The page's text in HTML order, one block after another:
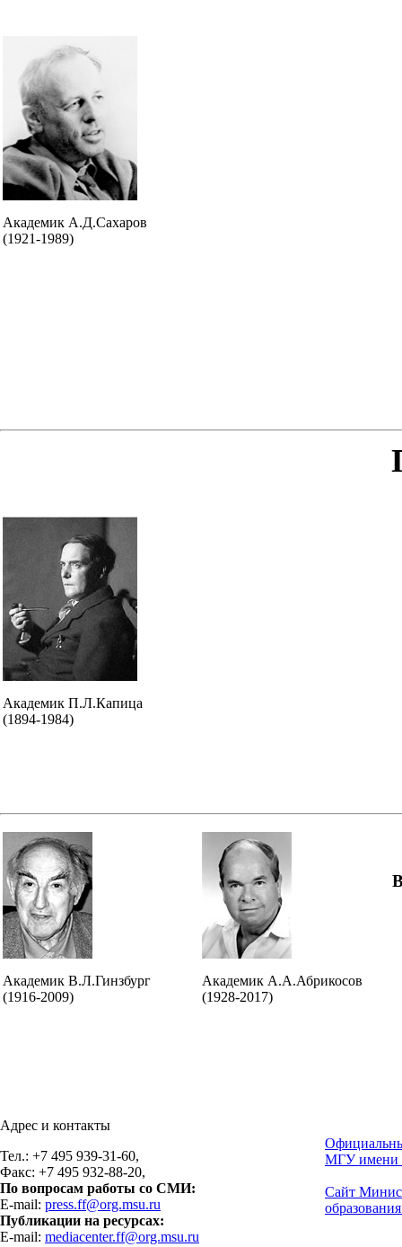
Академик А.Д.Сахаров
(1921-1989)
Академик П.Л.Капица
(1894-1984)
Академик В.Л.Гинзбург
(1916-2009)
Академик А.А.Абрикосов
(1928-2017)
Адрес и контакты
Тел.: +7 495 939-31-60,
Факс: +7 495 932-88-20,
По вопросам работы со СМИ:
E-mail: press.ff@org.msu.ru
Публикации на ресурсах:
E-mail: mediacenter.ff@org.msu.ru
МГУ имени
Сайт